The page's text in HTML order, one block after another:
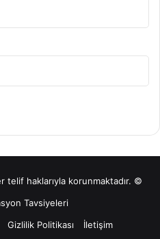
telif haklarıyla korunmaktadır. ©
Tavsiyeleri
Gizlilik Politikası İletişim